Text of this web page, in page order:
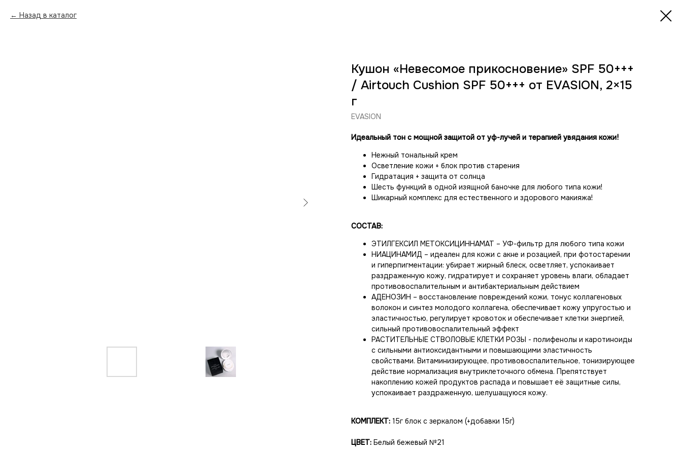
Назад в каталог
Кушон «Невесомое прикосновение» SPF 50+++
/ Airtouch Cushion SPF 50+++ от EVASION, 2×15
г
EVASION
Идеальный тон с мощной защитой от уф-лучей и терапией увядания кожи!
Нежный тональный крем
Осветление кожи + блок против старения
Гидратация + защита от солнца
Шесть функций в одной изящной баночке для любого типа кожи!
Шикарный комплекс для естественного и здорового макияжа!
СОСТАВ:
ЭТИЛГЕКСИЛ МЕТОКСИЦИННАМАТ – УФ-фильтр для любого типа кожи
НИАЦИНАМИД – идеален для кожи с акне и розацией, при фотостарении
и гиперпигментации: убирает жирный блеск, осветляет, успокаивает
раздраженную кожу, гидратирует и сохраняет уровень влаги, обладает
противовоспалительным и антибактериальным действием
АДЕНОЗИН – восстановление повреждений кожи, тонус коллагеновых
волокон и синтез молодого коллагена, обеспечивает кожу упругостью и
эластичностью, регулирует кровоток и обеспечивает клетки энергией,
сильный противовоспалительный эффект
РАСТИТЕЛЬНЫЕ СТВОЛОВЫЕ КЛЕТКИ РОЗЫ - полифенолы и каротиноиды
с сильными антиоксидантными и повышающими эластичность
свойствами. Витаминизирующее, противовоспалительное, тонизирующее
действие нормализация внутриклеточного обмена. Препятствует
накоплению кожей продуктов распада и повышает её защитные силы,
успокаивает раздраженную, шелушащуюся кожу.
КОМПЛЕКТ: 15г блок с зеркалом (+добавки 15г)
ЦВЕТ: Белый бежевый №21